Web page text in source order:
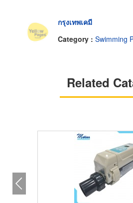
กรุงเทพเคมี
Category : Swimming
Related